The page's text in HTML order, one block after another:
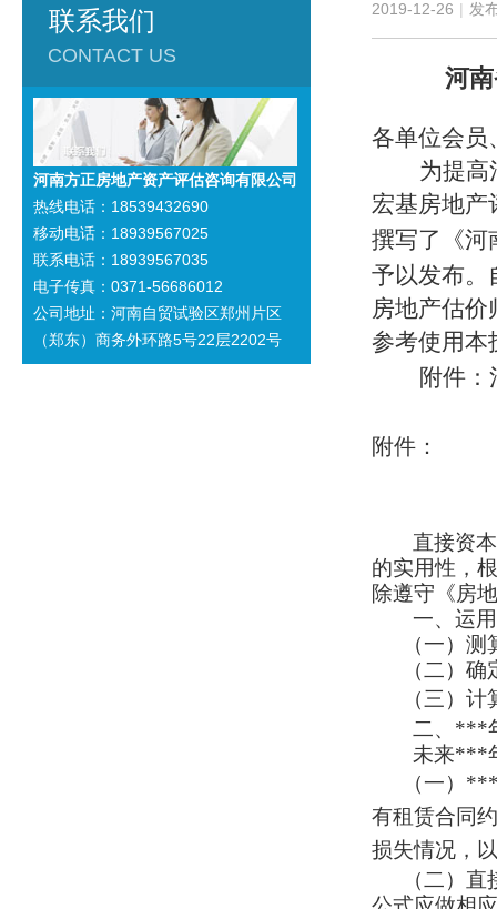
2019-12-26 | 发
河
各单位会员
为提高
宏基房地产
撰写了《河
予以发布。
房地产估
参考使用本
附件
附件：
直接资
的实用性，
除遵守《房
一、运
（一）
（二）
（三）
二、***
未来***
（一）
有租赁合同
损失情况，
（二）
联系我们
CONTACT US
河南方正房地产资产评估咨询有限公司
热线电话：18539432690
移动电话：18939567025
联系电话：18939567035
电子传真：0371-56686012
公司地址：河南自贸试验区郑州片区
（郑东）商务外环路5号22层2202号